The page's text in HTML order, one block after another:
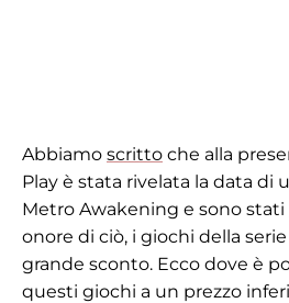
Abbiamo scritto che alla
Play è stata rivelata la data di
Metro Awakening e sono stati
onore di ciò, i giochi della
grande sconto. Ecco dove è
questi giochi a un prezzo